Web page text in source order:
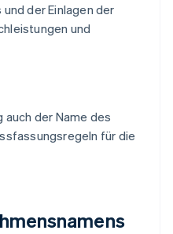
der Einlagen der
und
auch der Name des
für die